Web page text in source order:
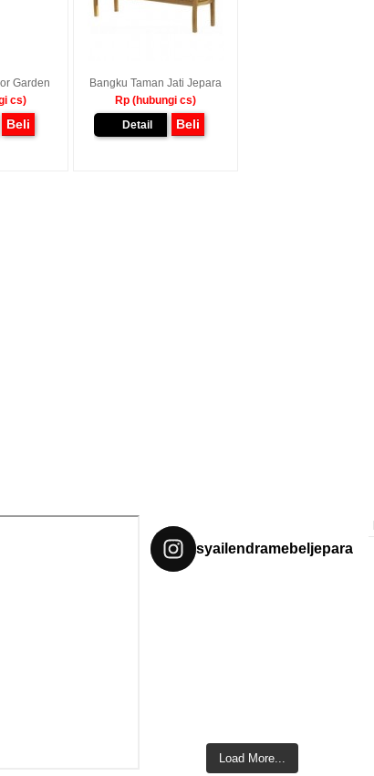
Garden
cs)
Beli
Bangku Taman Jati Jepara
Rp (hubungi cs)
Detail
Beli
syailendramebeljepara
Load More...